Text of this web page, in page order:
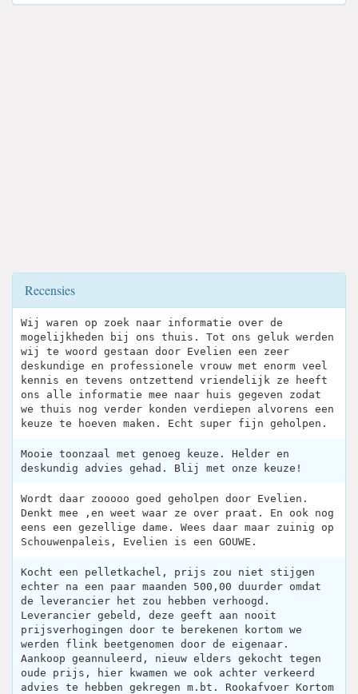
Recensies
Wij waren op zoek naar informatie over de
mogelijkheden bij ons thuis. Tot ons geluk werden
wij te woord gestaan door Evelien een zeer
deskundige en professionele vrouw met enorm veel
kennis en tevens ontzettend vriendelijk ze heeft
ons alle informatie mee naar huis gegeven zodat
we thuis nog verder konden verdiepen alvorens een
keuze te hoeven maken. Echt super fijn geholpen.
Mooie toonzaal met genoeg keuze. Helder en
deskundig advies gehad. Blij met onze keuze!
Wordt daar zooooo goed geholpen door Evelien.
Denkt mee ,en weet waar ze over praat. En ook nog
eens een gezellige dame. Wees daar maar zuinig op
Schouwenpaleis, Evelien is een GOUWE.
Kocht een pelletkachel, prijs zou niet stijgen
echter na een paar maanden 500,00 duurder omdat
de leverancier het zou hebben verhoogd.
Leverancier gebeld, deze geeft aan nooit
prijsverhogingen door te berekenen kortom we
werden flink beetgenomen door de eigenaar.
Aankoop geannuleerd, nieuw elders gekocht tegen
oude prijs, hier kwamen we ook achter verkeerd
advies te hebben gekregen m.bt. Rookafvoer Kortom